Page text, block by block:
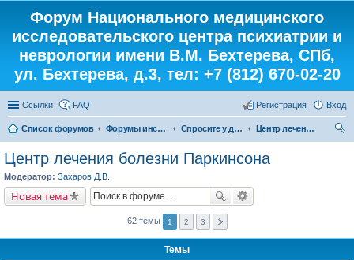
Форум Национального медицинского
исследовательского центра психиатрии и
неврологии имени В.М. Бехтерева, СПб,
ул. Бехтерева, д.3, тел: +7 (812) 670-02-20
Ссылки FAQ Вход
Регистрация
Список форумов Форумы института Спросите у доктора
Центр лечения болезни Паркинсона
Центр лечения болезни Паркинсона
Модератор: Захаров Д.В.
Новая тема
62 темы 1 2 3
Темы